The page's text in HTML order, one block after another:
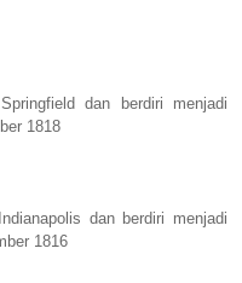
dan berdiri menjadi
1818
dan berdiri menjadi
1816